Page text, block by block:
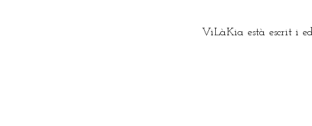
ViLàKia està escrit i